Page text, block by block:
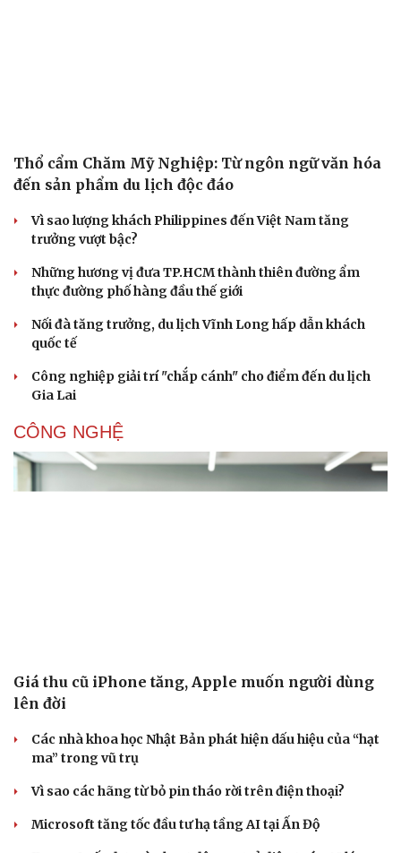
Cải chính
Thổ cẩm Chăm Mỹ Nghiệp: Từ ngôn ngữ văn hóa
đến sản phẩm du lịch độc đáo
Vì sao lượng khách Philippines đến Việt Nam tăng
trưởng vượt bậc?
Những hương vị đưa TP.HCM thành thiên đường ẩm
thực đường phố hàng đầu thế giới
Nối đà tăng trưởng, du lịch Vĩnh Long hấp dẫn khách
quốc tế
Công nghiệp giải trí "chắp cánh" cho điểm đến du lịch
Gia Lai
CÔNG NGHỆ
Giá thu cũ iPhone tăng, Apple muốn người dùng
lên đời
Các nhà khoa học Nhật Bản phát hiện dấu hiệu của “hạt
ma” trong vũ trụ
Vì sao các hãng từ bỏ pin tháo rời trên điện thoại?
Microsoft tăng tốc đầu tư hạ tầng AI tại Ấn Độ